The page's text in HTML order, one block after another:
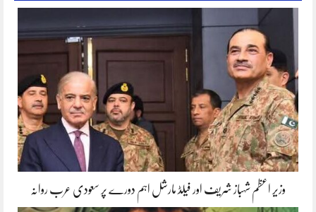
وزیر اعظم شہباز شریف اور فیلڈ مارشل اہم دورے پر سعودی عرب روانہ